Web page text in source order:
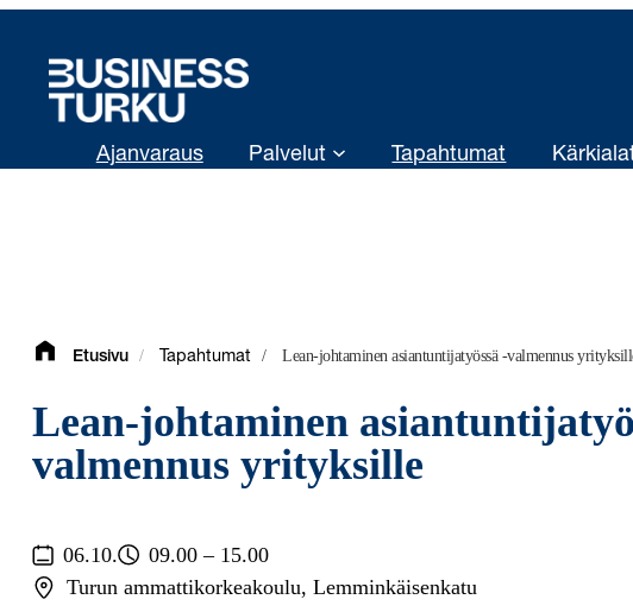
Ajanvaraus Palvelut Tapahtumat
Etusivu / Tapahtumat / Lean-johtaminen asiantuntijatyössä -valmennus
Lean-johtaminen
valmennus yrityksille
06.10.
09.00 – 15.00
Turun ammattikorkeakoulu, Lemminkäisenkatu